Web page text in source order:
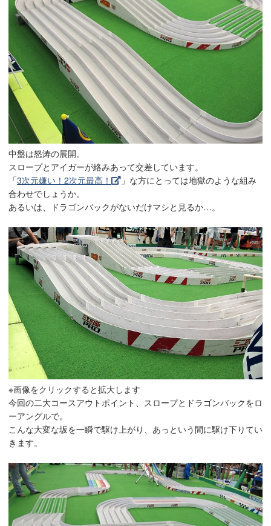
中盤は怒涛の展開。
スロープとアイガーが絡みあって交差しています。
「3次元嫌い！2次元最高！
」な方にとっては地獄のような組み
合わせでしょうか。
あるいは、ドラゴンバックがないだけマシと見るか…。
※画像をクリックすると拡大します
今回の二大コースアウトポイント、スロープとドラゴンバックをロ
ーアングルで。
こんな大変な坂を一瞬で駆け上がり、あっという間に駆け下りてい
きます。